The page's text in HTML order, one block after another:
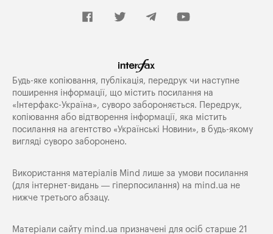
Будь-яке копiювання, публiкацiя, передрук чи наступне
поширення iнформацiї, що мiстить посилання на
«Iнтерфакс-Україна», суворо забороняється. Передрук,
копіювання або відтворення інформації, яка містить
посилання на агентство «Українські Новини», в будь-якому
вигляді суворо заборонено.
Використання матеріалів Mind лише за умови посилання
(для інтернет-видань — гіперпосилання) на mind.ua не
нижче третього абзацу.
Матеріали сайту mind.ua призначені для осіб старше 21